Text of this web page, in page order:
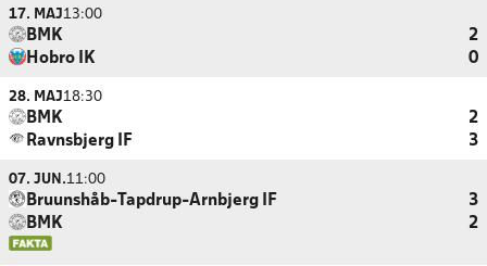
17. MAJ13:00
BMK
2
Hobro IK
0
28. MAJ18:30
BMK
2
Ravnsbjerg IF
3
07. JUN.11:00
Bruunshåb-Tapdrup-Arnbjerg IF
3
BMK
2